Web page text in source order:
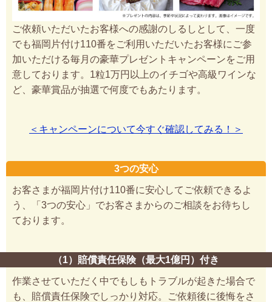
ご依頼いただいたお客様への感謝のしるしとして、一度
でも福岡片付け110番をご利用いただいたお客様にご参
加いただける毎月の豪華プレゼントキャンペーンをご用
意しております。1粒1万円以上のイチゴや高級ワインな
ど、豪華賞品が抽選で何度でもあたります。
＜キャンペーンについて今すぐ確認してみる！＞
3つの安心
お客さまが福岡片付け110番に安心してご依頼できるよ
う、「3つの安心」でお客さまからのご相談をお待ちし
ております。
（1）賠償責任保険（最大1億円）付き
作業させていただく中でもしもトラブルが起きた場合で
も、賠償責任保険でしっかり対応。ご依頼後に後悔をさ